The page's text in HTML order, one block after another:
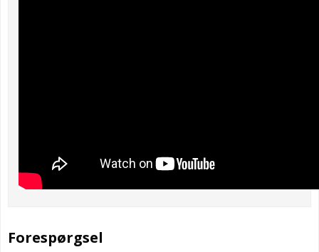
Forespørgsel